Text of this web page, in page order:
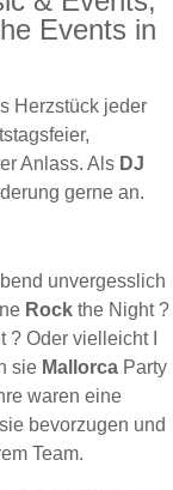
Events in
Herzstück jeder
Anlass. Als DJ
gerne an.
unvergesslich
Rock the Night ?
? Oder vielleicht I
sie Mallorca Party
waren eine
bevorzugen und
Team.